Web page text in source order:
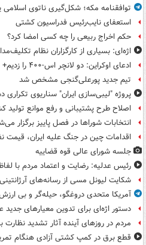
توافقنامه مکه؛ شکل‌گیری ناتوی اسلامی
استعفای نایب‌رئیس فدراسیون کشتی
حکم اخراج ربیعی را چه کسی امضا کرد؟
اژه‌ای: بسیاری از کارگزاران نظام
ادعای اوکراین: دو لانچر اس-۴۰۰ را زدیم+ فیلم
تیم جدید پورعلی‌گنجی مشخص شد
پروژه "لیبی‌سازی ایران" سناریوی
اصلاح طرح پشتیبانی و رفع موانع
انتخابات شوراها در فصل پاییز برگزار
اقدامات چین در جنگ علیه ایران، قیمت نفت را ۳۰ دلار
جلسه شورای عالی قوه قضاییه
رئیس عدلیه: رضایت و اعتماد مردم با
شکایت لیونل مسی از رسانه‌های آرژانتینی
آمریکا متحدی دروغگو، حیله‌گر و بی
دستور اژه‌ای برای تدوین معیارهای جدید
مردم در روزهای آینده آثار تشدید نظارت
قطع برق در کمپ کشتی آزادی هنگام